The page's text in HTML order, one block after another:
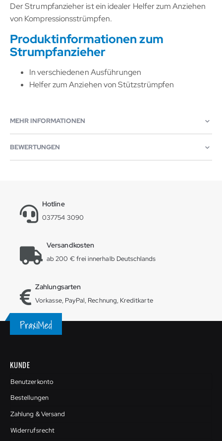
Der Strumpfanzieher ist ein idealer Helfer zum Anziehen
von Kompressionsstrümpfen.
Produktinformationen zum
Strumpfanzieher
In verschiedenen Ausführungen
Helfer zum Anziehen von Stützstrümpfen
MEHR INFORMATIONEN
BEWERTUNGEN
Hotline
037754 3090
Versandkosten
ab 200 € frei innerhalb Deutschlands
Zahlungsarten
Vorkasse, PayPal, Rechnung, Kreditkarte
KUNDE
Benutzerkonto
Bestellungen
Zahlung & Versand
Widerrufsrecht